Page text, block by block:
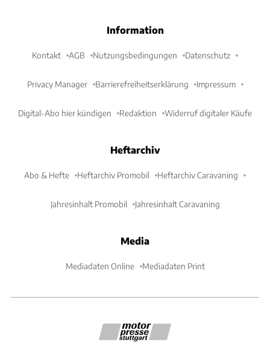
Information
Kontakt AGB Nutzungsbedingungen Datenschutz
Privacy Manager Barrierefreiheitserklärung Impressum
Digital-Abo hier kündigen Redaktion Widerruf digitaler Käufe
Heftarchiv
Abo & Hefte Heftarchiv Promobil Heftarchiv Caravaning
Jahresinhalt Promobil Jahresinhalt Caravaning
Media
Mediadaten Online Mediadaten Print